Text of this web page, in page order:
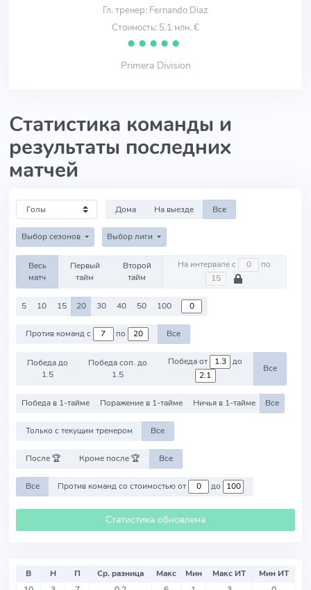
Гл. тренер: Fernando Diaz
Стоимость: 5.1 млн. €
⬤ ⬤ ⬤ ⬤ ⬤
Primera Division
Статистика команды и
результаты последних
матчей
Дома На выезде Все
Выбор сезонов Выбор лиги
Весь
матч
Первый
тайм
Второй
тайм
На интервале с по
5 10 15 20 30 40 50 100
Против команд с по Все
Победа до
1.5
Победа соп. до
1.5
Победа от до
Все
Победа в 1-тайме Поражение в 1-тайме Ничья в 1-тайме Все
Только с текущим тренером Все
После 🏆 Кроме после 🏆 Все
Все Против команд со стоимостью от до
Статистика обновлена
В Н П Ср. разница Макс Мин Макс ИТ
Мин ИТ